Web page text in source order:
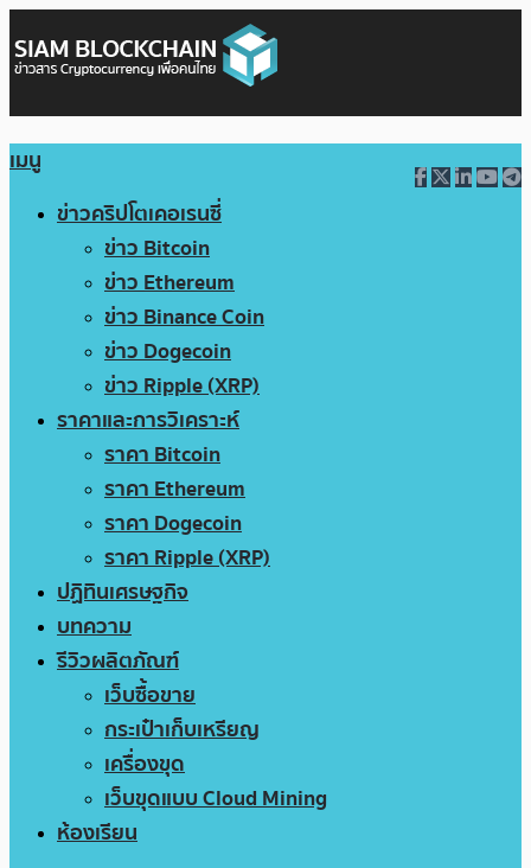
เมนู
ข่าวคริปโตเคอเรนซี่
ข่าว Bitcoin
ข่าว Ethereum
ข่าว Binance Coin
ข่าว Dogecoin
ข่าว Ripple (XRP)
ราคาและการวิเคราะห์
ราคา Bitcoin
ราคา Ethereum
ราคา Dogecoin
ราคา Ripple (XRP)
ปฏิทินเศรษฐกิจ
บทความ
รีวิวผลิตภัณฑ์
เว็บซื้อขาย
กระเป๋าเก็บเหรียญ
เครื่องขุด
เว็บขุดแบบ Cloud Mining
ห้องเรียน